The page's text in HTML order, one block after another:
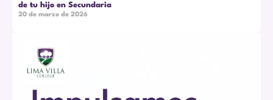
de tu hijo en Secundaria
20 de marzo de 2026